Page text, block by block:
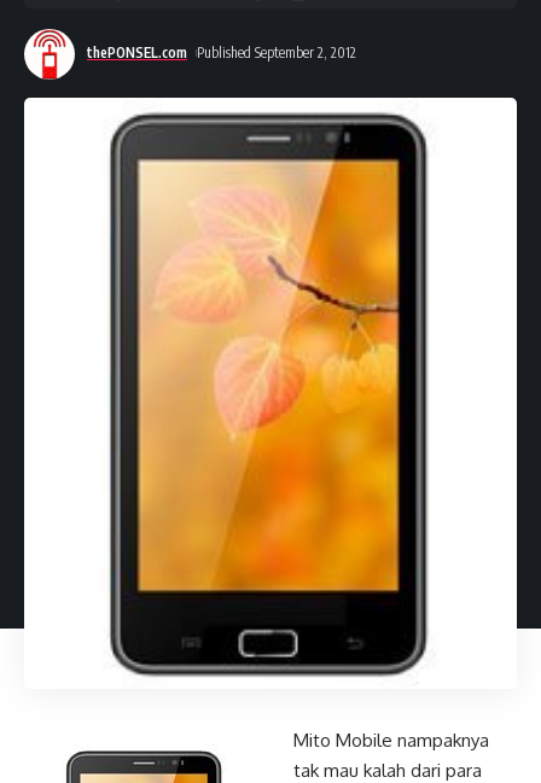
thePONSEL.com Published September 2, 2012
Mito Mobile nampaknya
tak mau kalah dari para